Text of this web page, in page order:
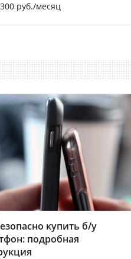
руб./месяц
купить б/у
подробная